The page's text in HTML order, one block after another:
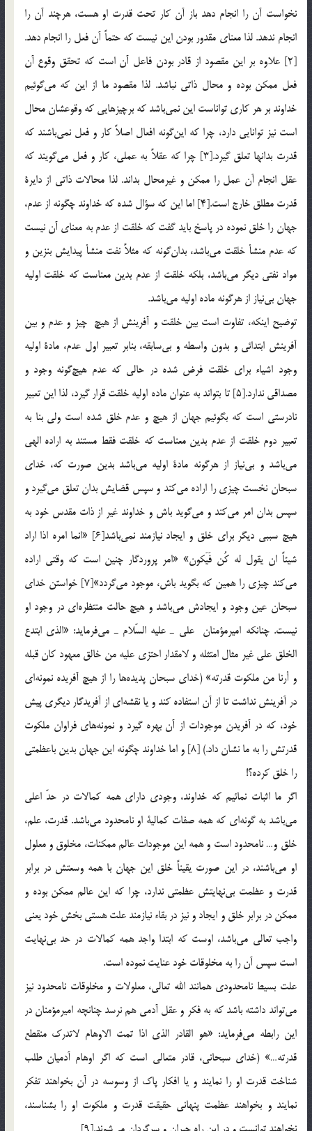
نخواست آن را انجام دهد باز آن کار تحت قدرت او هست، هرچند آن را
انجام ندهد. لذا معناي مقدور بودن اين نيست كه حتماً آن فعل را انجام دهد.
[2] علاوه بر اين مقصود از قادر بودن فاعل آن است كه تحقق وقوع آن
فعل ممكن بوده و محال ذاتي نباشد. لذا مقصود ما از اين كه مي‌گوئيم
خداوند بر هر كاري تواناست اين نمي‌باشد كه برچيزهايي كه وقوعشان محال
است نيز توانايي دارد، چرا كه اين‌گونه افعال اصلاً كار و فعل نمي‌باشند كه
قدرت بدانها تعلق گيرد.[3] چرا كه عقلاً به عملي، كار و فعل مي‌گويند كه
عقل انجام آن عمل را ممكن و غيرمحال بداند. لذا محالات ذاتي از دايرة‌
قدرت مطلق خارج است.[4] اما اين كه سؤال شده كه خداوند چگونه از عدم،
جهان را خلق نموده در پاسخ بايد گفت كه خلقت از عدم به معناي آن نيست
كه عدم منشأ خلقت مي‌باشد، بدان‌گونه كه مثلاً نفت منشأ پيدايش بنزين و
مواد نفتي ديگر مي‌باشد، بلكه خلقت از عدم بدين معناست كه خلقت اوليه
جهان بي‌نياز از هرگونه ماده اوليه مي‌باشد.
توضيح اينكه،‌ تفاوت است بين خلقت و آفرينش از هيچ چيز و عدم و بين
آفرینش ابتدائي و بدون واسطه و بي‌سابقه، بنابر تعبير اول عدم، مادة اوليه
وجود اشياء براي خلقت فرض شده در حالي كه عدم هيچ‌گونه وجود و
مصداقي ندارد.[5] تا بتواند به عنوان ماده اوليه خلقت قرار گيرد، لذا اين تعبير
نادرستي است كه بگوئيم جهان از هيچ و عدم خلق شده است ولي بنا به
تعبير دوم خلقت از عدم بدين معناست كه خلقت فقط مستند به اراده الهي
مي‌باشد و بي‌نياز از هرگونه مادة‌ اوليه مي‌باشد بدين صورت كه، خداي
سبحان نخست چيزي را اراده مي‌كند و سپس قضايش بدان تعلق مي‌گيرد و
سپس بدان امر مي‌كند و مي‌گويد باش و خداوند غير از ذات مقدس خود به
هيچ سببي ديگر براي خلق و ايجاد نيازمند نمي‌باشد[6] «انما امره اذا اراد
شيئاً ان يقول له كُن فَيَكون» «امر پروردگار چنين است كه وقتي اراده
مي‌كند چيزي را همين كه بگويد باش، موجود مي‌گردد»[7] خواستن خداي
سبحان عين وجود و ايجادش مي‌باشد و هيچ حالت منتظره‌اي در وجود او
نيست. چنانكه اميرمؤمنان علي ـ عليه السّلام ـ مي‌فرمايد: «الذي ابتدع
الخلق علي غير مثال امتثله و لامقدار احتزي عليه من خالق معهود كان قبله
و أرنا من ملكوت قدرته» (خداي سبحان پديده‌ها را از هيچ آفريده نمونه‌اي
در آفرينش نداشت تا از آن استفاده كند و يا نقشه‌اي از آفريدگار ديگري پيش
خود، كه در آفريدن موجودات از آن بهره‌ گيرد و نمونه‌هاي فراوان ملكوت
قدرتش را به ما نشان داد.) [8] و اما خداوند چگونه اين جهان بدين باعظمتي
را خلق كرده؟!
اگر ما اثبات نمائيم كه خداوند، وجودي داراي همه كمالات در حدّ اعلي
مي‌باشد به گونه‌اي كه همه صفات كمالية او نامحدود مي‌باشد. قدرت، علم،
خلق و… نامحدود است و همه اين موجودات عالم ممكنات، مخلوق و معلول
او مي‌باشند،‌ در اين صورت يقيناً خلق اين جهان با همه وسعتش در برابر
قدرت و عظمت بي‌نهايتش عظمتي ندارد،‌ چرا كه اين عالم ممكن بوده و
ممكن در برابر خلق و ايجاد و نيز در بقاء نيازمند علت هستي بخش خود يعني
واجب تعالي مي‌باشد، اوست كه ابتدا واجد همه كمالات در حد بي‌نهايت
است سپس آن را به مخلوقات خود عنايت نموده است.
علت بسيط نامحدودي همانند الله تعالي، معلولات و مخلوقات نامحدود نيز
مي‌تواند داشته باشد كه به فكر و عقل آدمي هم نرسد چنانچه اميرمؤمنان در
اين رابطه مي‌فرمايد: «هو القادر الذي اذا تمت الاوهام لاتدرك منقطع
قدرته…» (خداي سبحاني، قادر متعالي است كه اگر اوهام آدميان طلب
شناخت قدرت او را نمايند و يا افكار پاك از وسوسه در آن بخواهند تفكر
نمايند و بخواهند عظمت پنهاني حقيقت قدرت و ملكوت او را بشناسند،